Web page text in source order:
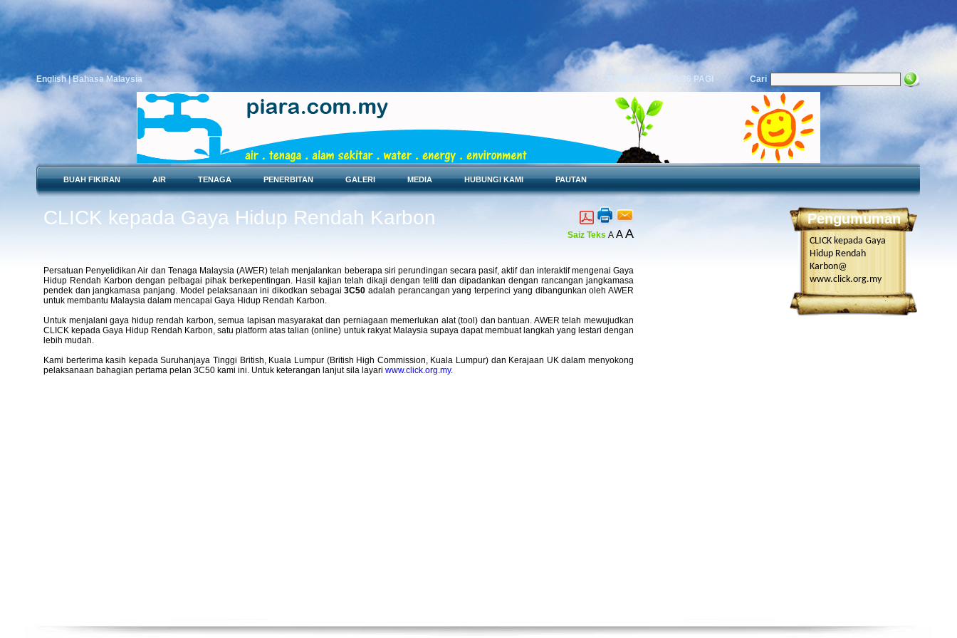
English| Bahasa Malaysia 9:50:36 PAGI Cari
BUAH FIKIRAN AIR TENAGA PENERBITAN GALERI MEDIA HUBUNGI KAMI PAUTAN
CLICK kepada Gaya Hidup Rendah Karbon
Saiz Teks A AA
Persatuan Penyelidikan Air dan Tenaga Malaysia (AWER) telah menjalankan beberapa siri perundingan secara pasif, aktif dan interaktif mengenai Gaya
Hidup Rendah Karbon dengan pelbagai pihak berkepentingan. Hasil kajian telah dikaji dengan teliti dan dipadankan dengan rancangan jangkamasa
pendek dan jangkamasa panjang. Model pelaksanaan ini dikodkan sebagai3C50 adalah perancangan yang terperinci yang dibangunkan oleh AWER
untuk membantu Malaysia dalam mencapai Gaya Hidup Rendah Karbon.
Untuk menjalani gaya hidup rendah karbon, semua lapisan masyarakat dan perniagaan memerlukan alat (tool) dan bantuan. AWER telah mewujudkan
CLICK kepada Gaya Hidup Rendah Karbon, satu platform atas talian (online) untuk rakyat Malaysia supaya dapat membuat langkah yang lestari dengan
lebih mudah.
Kami berterima kasih kepada Suruhanjaya Tinggi British, Kuala Lumpur (British High Commission, Kuala Lumpur) dan Kerajaan UK dalam menyokong
pelaksanaan bahagian pertama pelan 3C50 kami ini. Untuk keterangan lanjut sila layari www.click.org.my.
Pengumuman
CLICK kepada Gaya
Hidup Rendah
Karbon@
www.click.org.my